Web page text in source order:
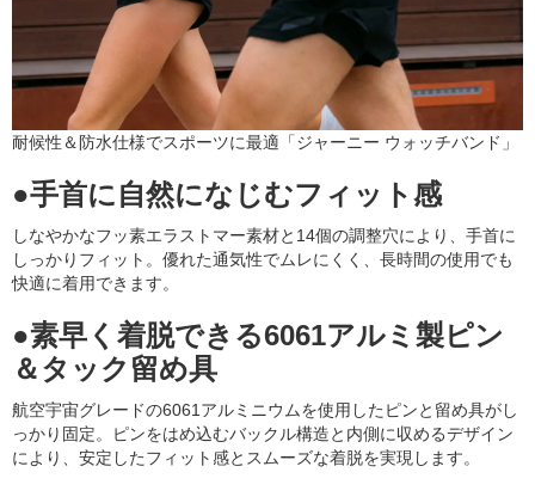
耐候性＆防水仕様でスポーツに最適「ジャーニー ウォッチバンド」
●手首に自然になじむフィット感
しなやかなフッ素エラストマー素材と14個の調整穴により、手首に
しっかりフィット。優れた通気性でムレにくく、長時間の使用でも
快適に着用できます。
●素早く着脱できる6061アルミ製ピン
＆タック留め具
航空宇宙グレードの6061アルミニウムを使用したピンと留め具がし
っかり固定。ピンをはめ込むバックル構造と内側に収めるデザイン
により、安定したフィット感とスムーズな着脱を実現します。